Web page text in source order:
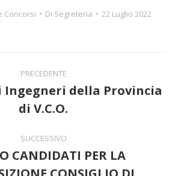
Concorsi Di Segreteria 22 Luglio 2022
PRECEDENTE
Post
precedente:
Ingegneri della Provincia
di V.C.O.
SUCCESSIVO
CANDIDATI PER LA